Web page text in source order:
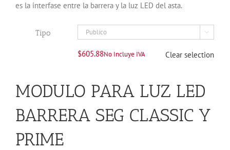
es la interfase entre la barrera y la luz LED del asta.
Tipo 
$605.88No Incluye IVA Clear selection
MODULO PARA LUZ LED
BARRERA SEG CLASSIC Y
PRIME